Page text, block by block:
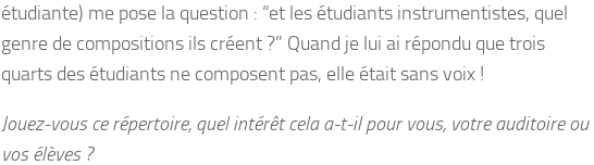
étudiante) me pose la question : “et les étudiants instrumentistes, quel
genre de compositions ils créent ?” Quand je lui ai répondu que trois
quarts des étudiants ne composent pas, elle était sans voix !
Jouez-vous ce répertoire, quel intérêt cela a-t-il pour vous, votre auditoire ou
vos élèves ?